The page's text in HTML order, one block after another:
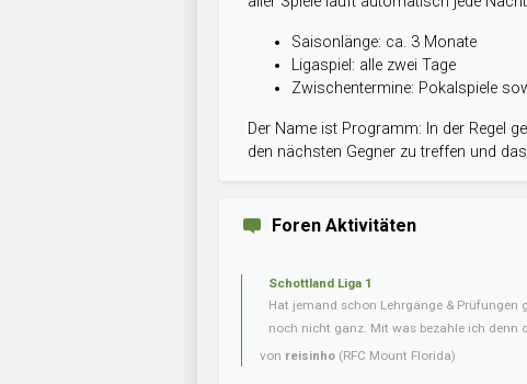
Saisonlänge: ca. 3 Monate
Ligaspiel: alle zwei Tage
Zwischentermine: Pokalspiele
Der Name ist Programm: In der Regel
den nächsten Gegner zu treffen und
Foren Aktivitäten
Schottland Liga 1
Hat jemand schon Lehrgänge & Prüfungen
noch nicht ganz. Mit was bezahle ich denn
von reisinho (RFC Mount Florida)